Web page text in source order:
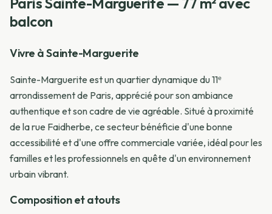
balcon
Vivre à Sainte-Marguerite
Sainte-Marguerite est un quartier dynamique du 11ᵉ
arrondissement de Paris, apprécié pour son ambiance
authentique et son cadre de vie agréable. Situé à proximité
de la rue Faidherbe, ce secteur bénéficie d'une bonne
accessibilité et d'une offre commerciale variée, idéal pour les
familles et les professionnels en quête d'un environnement
urbain vibrant.
Composition et atouts